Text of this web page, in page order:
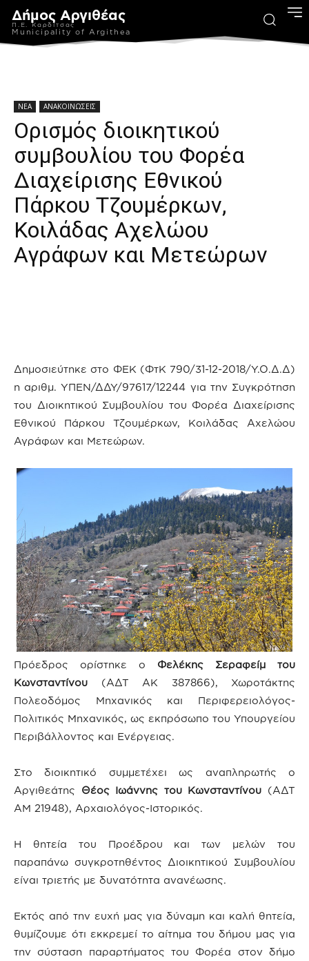
Δήμος Αργιθέας
Π.Ε. Καρδίτσας
Municipality of Argithea
ΝΕΑ ΑΝΑΚΟΙΝΩΣΕΙΣ
Ορισμός διοικητικού
συμβουλίου του Φορέα
Διαχείρισης Εθνικού
Πάρκου Τζουμέρκων,
Κοιλάδας Αχελώου
Αγράφων και Μετεώρων
Δημοσιεύτηκε στο ΦΕΚ (ΦτΚ 790/31-12-2018/Υ.Ο.Δ.Δ)
η αριθμ. ΥΠΕΝ/ΔΔΥ/97617/12244 για την Συγκρότηση
του Διοικητικού Συμβουλίου του Φορέα Διαχείρισης
Εθνικού Πάρκου Τζουμέρκων, Κοιλάδας Αχελώου
Αγράφων και Μετεώρων.
Πρόεδρος ορίστηκε ο Φελέκης Σεραφείμ του
Κωνσταντίνου (ΑΔΤ ΑΚ 387866), Χωροτάκτης
Πολεοδόμος Μηχανικός και Περιφερειολόγος-
Πολιτικός Μηχανικός, ως εκπρόσωπο του Υπουργείου
Περιβάλλοντος και Ενέργειας.
Στο διοικητικό συμμετέχει ως αναπληρωτής ο
Αργιθεάτης Θέος Ιωάννης του Κωνσταντίνου (ΑΔΤ
AM 21948), Αρχαιολόγος-Ιστορικός.
Η θητεία του Προέδρου και των μελών του
παραπάνω συγκροτηθέντος Διοικητικού Συμβουλίου
είναι τριετής με δυνατότητα ανανέωσης.
Εκτός από την ευχή μας για δύναμη και καλή θητεία,
θυμίζουμε ότι εκκρεμεί το αίτημα του δήμου μας για
την σύσταση παραρτήματος του Φορέα στον δήμο